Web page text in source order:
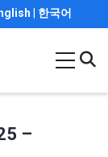
한국어
–